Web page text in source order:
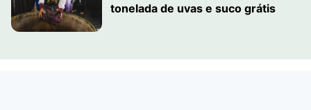
tonelada de uvas e suco grátis